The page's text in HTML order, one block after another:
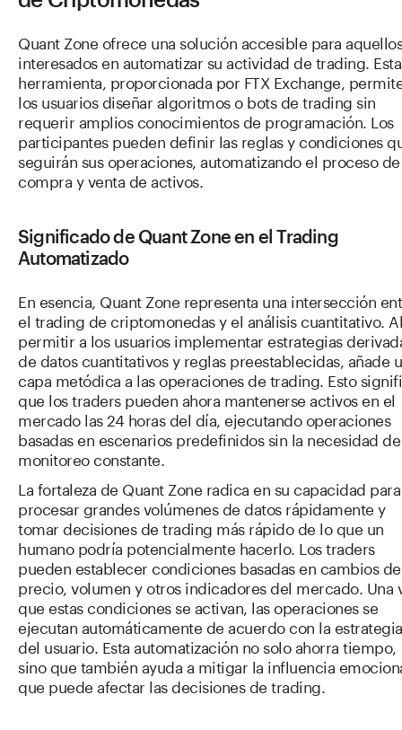
Quant Zone ofrece una solución accesible para aquellos
interesados en automatizar su actividad de trading. Esta
herramienta, proporcionada por FTX Exchange,
los usuarios diseñar algoritmos o bots de trading sin
requerir amplios conocimientos de programación. Los
participantes pueden definir las reglas y condiciones
seguirán sus operaciones, automatizando el proceso de
compra y venta de activos.
Significado de Quant Zone en el Trading
Automatizado
En esencia, Quant Zone representa una intersección
el trading de criptomonedas y el análisis cuantitativo. Al
permitir a los usuarios implementar estrategias
de datos cuantitativos y reglas preestablecidas, añade
capa metódica a las operaciones de trading. Esto
que los traders pueden ahora mantenerse activos en el
mercado las 24 horas del día, ejecutando operaciones
basadas en escenarios predefinidos sin la necesidad de
monitoreo constante.
La fortaleza de Quant Zone radica en su capacidad para
procesar grandes volúmenes de datos rápidamente y
tomar decisiones de trading más rápido de lo que un
humano podría potencialmente hacerlo. Los traders
pueden establecer condiciones basadas en cambios de
precio, volumen y otros indicadores del mercado. Una
que estas condiciones se activan, las operaciones se
ejecutan automáticamente de acuerdo con la estrategia
del usuario. Esta automatización no solo ahorra tiempo,
sino que también ayuda a mitigar la influencia
que puede afectar las decisiones de trading.